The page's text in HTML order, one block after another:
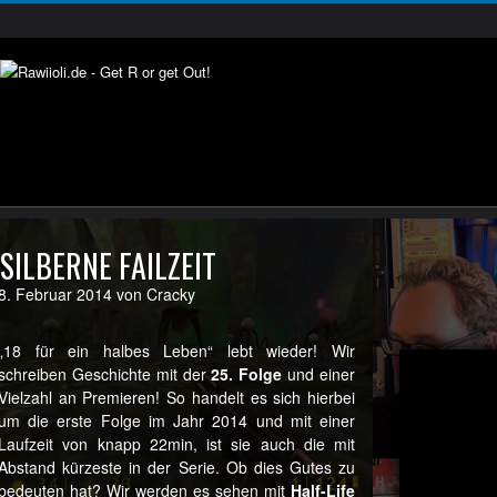
SILBERNE FAILZEIT
Februar 2014 von Cracky
für ein halbes Leben“ lebt wieder! Wir
Geschichte mit der25. Folge und einer
an Premieren! So handelt es sich hierbei
die erste Folge im Jahr 2014 und mit einer
von knapp 22min, ist sie auch die mit
kürzeste in der Serie. Ob dies Gutes zu
hat? Wir werden es sehen mit Half-Life